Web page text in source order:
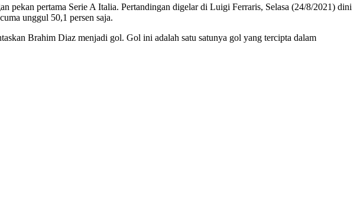
pekan pertama Serie A Italia. Pertandingan digelar di Luigi Ferraris, Selasa (24/8/2021) dini
unggul 50,1 persen saja.
Brahim Diaz menjadi gol. Gol ini adalah satu satunya gol yang tercipta dalam